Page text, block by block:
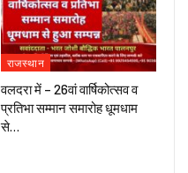
राजस्थान
वलदरा में – 26वां वार्षिकोत्सव व
प्रतिभा सम्मान समारोह धूमधाम
से…